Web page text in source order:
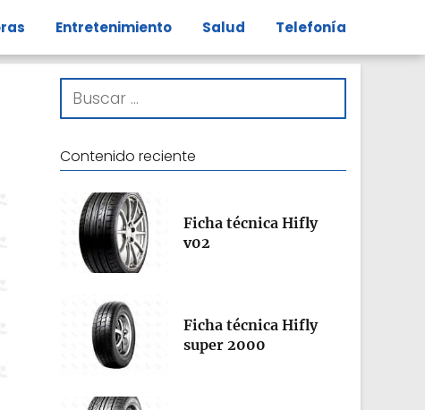
Entretenimiento Salud Telefonía
Contenido reciente
Ficha técnica Hifly
v02
Ficha técnica Hifly
super 2000